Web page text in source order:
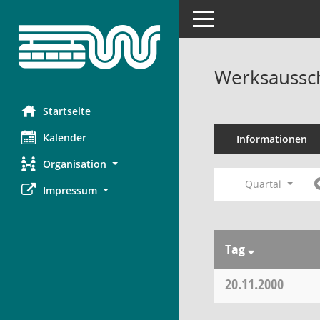
Startseite
Kalender
Organisation
Impressum
Toggle navigation
Informationen
Quartal
Tag
20.11.2000